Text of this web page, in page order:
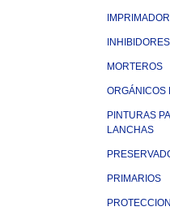
MORTEROS
ORGÁNICOS
PINTURAS
LANCHAS
PRIMARIOS